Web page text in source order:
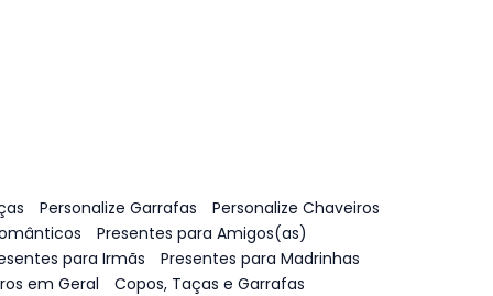
Personalize Garrafas
Personalize Chaveiros
Presentes para Amigos(as)
para Irmãs
Presentes para Madrinhas
em Geral
Copos, Taças e Garrafas